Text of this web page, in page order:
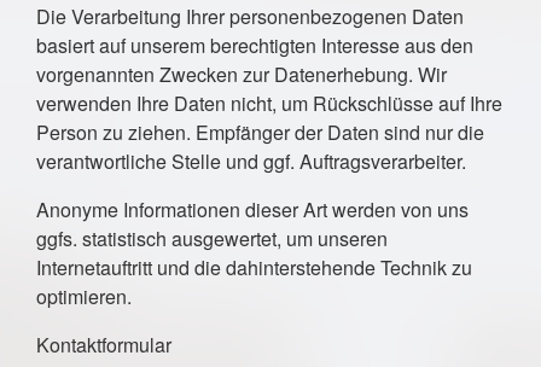
Die Verarbeitung Ihrer personenbezogenen Daten
basiert auf unserem berechtigten Interesse aus den
vorgenannten Zwecken zur Datenerhebung. Wir
verwenden Ihre Daten nicht, um Rückschlüsse auf Ihre
Person zu ziehen. Empfänger der Daten sind nur die
verantwortliche Stelle und ggf. Auftragsverarbeiter.
Anonyme Informationen dieser Art werden von uns
ggfs. statistisch ausgewertet, um unseren
Internetauftritt und die dahinterstehende Technik zu
optimieren.
Kontaktformular